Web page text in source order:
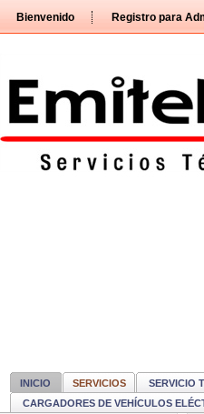
directamente
Bienvenido Registro para
INICIO SERVICIOS SERVICIO
CARGADORES DE VEHÍCULOS